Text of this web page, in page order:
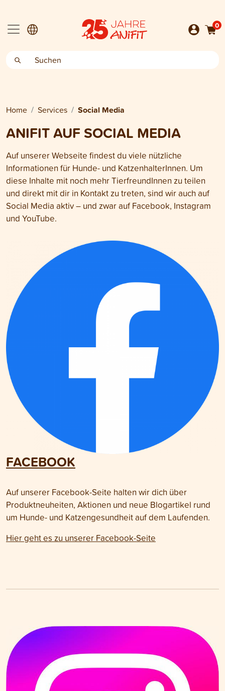
0
Home Services Social Media
ANIFIT AUF SOCIAL MEDIA
Auf unserer Webseite findest du viele nützliche
Informationen für Hunde- und KatzenhalterInnen. Um
diese Inhalte mit noch mehr TierfreundInnen zu teilen
und direkt mit dir in Kontakt zu treten, sind wir auch auf
Social Media aktiv – und zwar auf Facebook, Instagram
und YouTube.
FACEBOOK
Auf unserer Facebook-Seite halten wir dich über
Produktneuheiten, Aktionen und neue Blogartikel rund
um Hunde- und Katzengesundheit auf dem Laufenden.
Hier geht es zu unserer Facebook-Seite